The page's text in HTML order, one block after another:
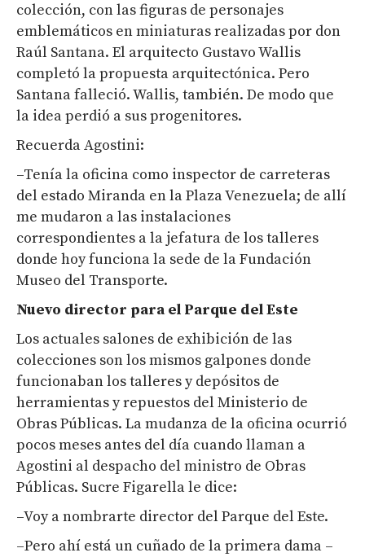
colección, con las figuras de personajes
emblemáticos en miniaturas realizadas por don
Raúl Santana. El arquitecto Gustavo Wallis
completó la propuesta arquitectónica. Pero
Santana falleció. Wallis, también. De modo que
la idea perdió a sus progenitores.
Recuerda Agostini:
–Tenía la oficina como inspector de carreteras
del estado Miranda en la Plaza Venezuela; de allí
me mudaron a las instalaciones
correspondientes a la jefatura de los talleres
donde hoy funciona la sede de la Fundación
Museo del Transporte.
Nuevo director para el Parque del Este
Los actuales salones de exhibición de las
colecciones son los mismos galpones donde
funcionaban los talleres y depósitos de
herramientas y repuestos del Ministerio de
Obras Públicas. La mudanza de la oficina ocurrió
pocos meses antes del día cuando llaman a
Agostini al despacho del ministro de Obras
Públicas. Sucre Figarella le dice:
–Voy a nombrarte director del Parque del Este.
–Pero ahí está un cuñado de la primera dama –